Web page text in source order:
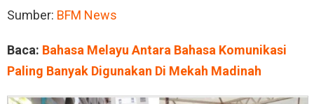
Sumber: BFM News
Baca: Bahasa Melayu Antara Bahasa Komunikasi
Paling Banyak Digunakan Di Mekah Madinah